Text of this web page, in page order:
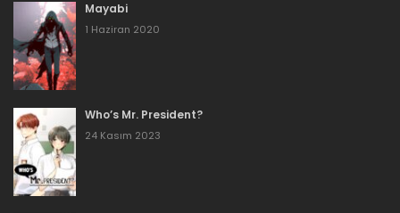
Bölüm 118
16 Temmuz 2023
16 Temmuz 2023
Bölüm 116
11 Temmuz 2023
Mayabi
1 Haziran 2020
Who’s Mr. President?
24 Kasım 2023